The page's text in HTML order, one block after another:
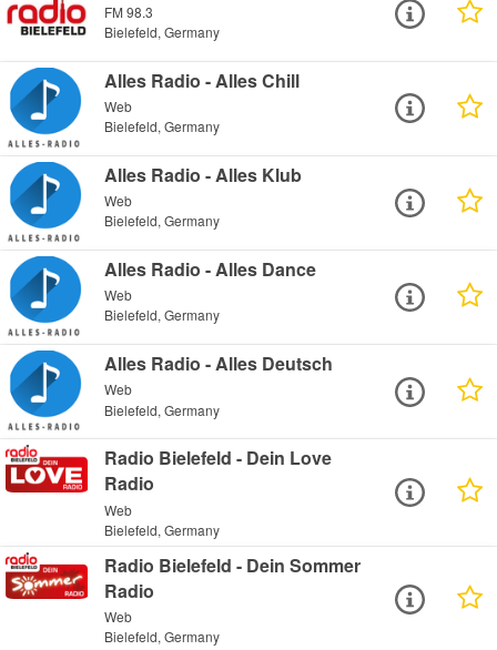
FM 98.3
Bielefeld, Germany
Alles Radio - Alles Chill
Web
Bielefeld, Germany
Alles Radio - Alles Klub
Web
Bielefeld, Germany
Alles Radio - Alles Dance
Web
Bielefeld, Germany
Alles Radio - Alles Deutsch
Web
Bielefeld, Germany
Radio Bielefeld - Dein Love
Radio
Web
Bielefeld, Germany
Radio Bielefeld - Dein Sommer
Radio
Web
Bielefeld, Germany